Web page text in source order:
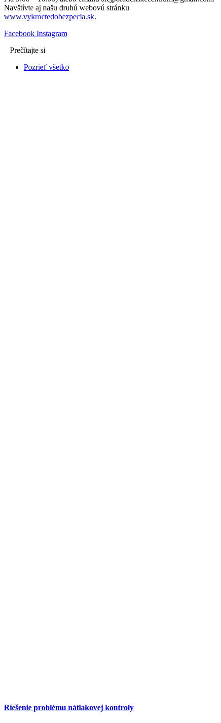
Navštívte aj našu druhú webovú stránku
www.vykroctedobezpecia.sk.
Facebook Instagram
Prečítajte si
Pozrieť všetko
Riešenie problému nátlakovej kontroly